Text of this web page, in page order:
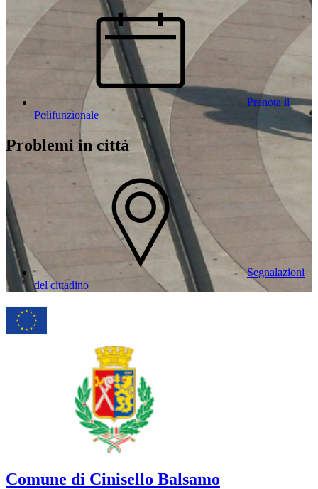
Prenota il
Polifunzionale
Problemi in città
Segnalazioni
del cittadino
Comune di Cinisello Balsamo